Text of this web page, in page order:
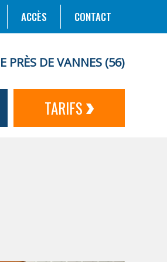
ACCÈS CONTACT
PRÈS DE VANNES (56)
TARIFS